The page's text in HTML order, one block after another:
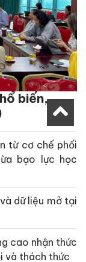
biến,
từ cơ chế phối
bạo lực học
dữ liệu mở tại
cao nhận thức
và thách thức